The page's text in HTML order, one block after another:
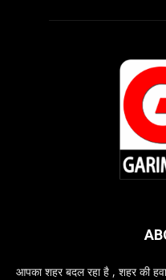
आपका शहर बदल रहा है , शहर की